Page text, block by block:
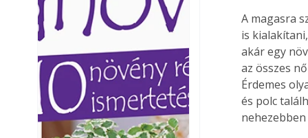
A magasra
is
akár egy
az összes
Érdemes
és polc